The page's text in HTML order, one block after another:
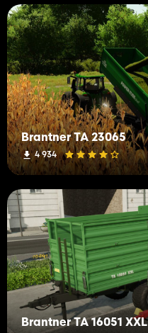
Brantner TA 23065
4 934
Brantner TA 16051 XXL